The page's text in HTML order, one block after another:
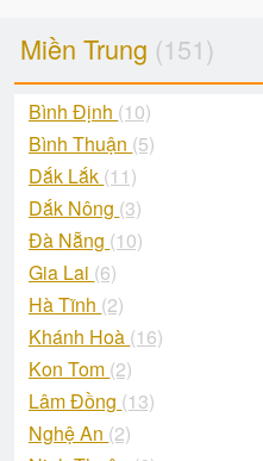
Miền Trung (151)
Bình Định (10)
Bình Thuận (5)
Dắk Lắk (11)
Dắk Nông (3)
Đà Nẵng (10)
Gia Lai (6)
Hà Tĩnh (2)
Khánh Hoà (16)
Kon Tom (2)
Lâm Đồng (13)
Nghệ An (2)